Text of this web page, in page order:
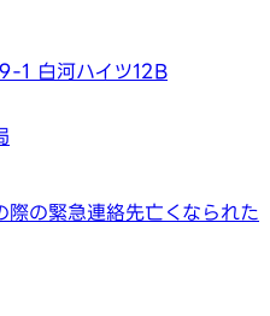
1 白河ハイツ12B
際の緊急連絡先亡くなられた